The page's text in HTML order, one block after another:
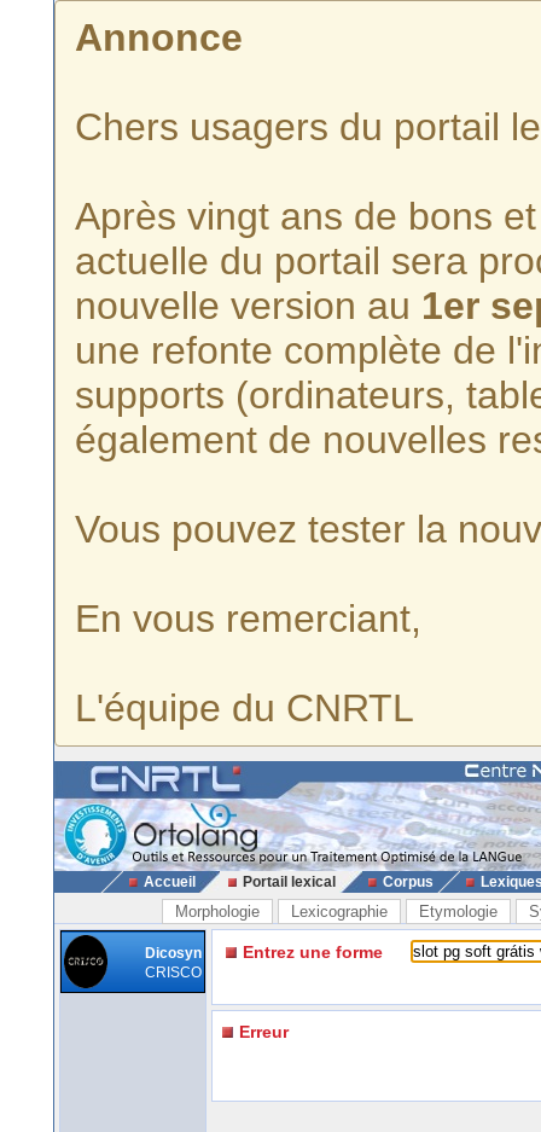
Annonce
Chers usagers du portail
Après vingt ans de bons
actuelle du portail sera
nouvelle version au 1er
une refonte complète de
supports (ordinateurs,
également de nouvelles
Vous pouvez tester la
En vous remerciant,
L'équipe du CNRTL
Accueil Portail lexical Corpus
Morphologie Lexicographie Etymologie
Dicosyn
CRISCO
Entrez une forme
Erreur